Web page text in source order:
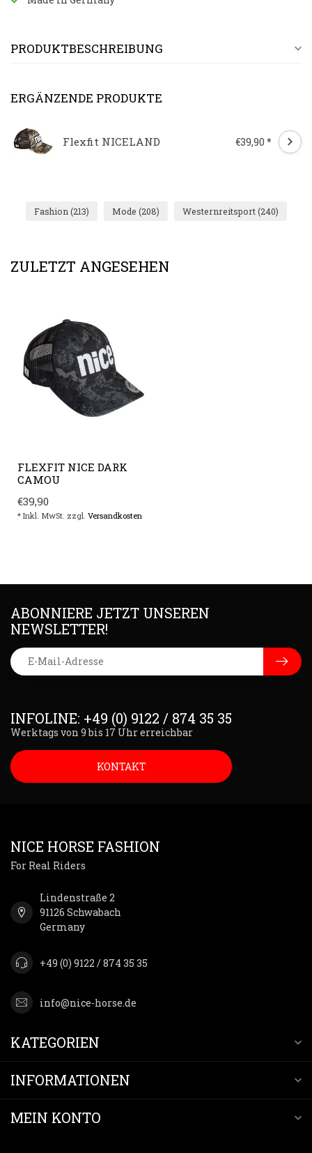
PRODUKTBESCHREIBUNG
ERGÄNZENDE PRODUKTE
Flexfit NICELAND €39,90 *
Fashion(213) Mode (208) Westernreitsport(240)
ZULETZT ANGESEHEN
FLEXFIT NICE DARK
CAMOU
€39,90
* Inkl. MwSt. zzgl. Versandkosten
INFOLINE: +49 (0) 9122 / 874 35 35
Werktags von 9 bis 17 Uhr erreichbar
KONTAKT
ABONNIERE JETZT UNSEREN
NEWSLETTER!
NICE HORSE FASHION
For Real Riders
Lindenstraße 2
91126 Schwabach
Germany
+49 (0) 9122 / 874 35 35
info@nice-horse.de
KATEGORIEN
INFORMATIONEN
MEIN KONTO